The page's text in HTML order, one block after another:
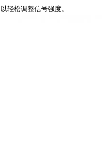
以轻松调整信号强度。